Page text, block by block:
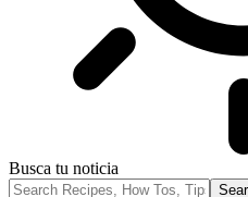
Busca tu noticia